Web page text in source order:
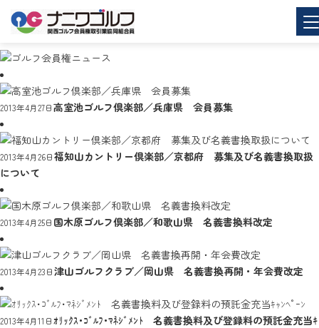
2013年4月27日高室池ゴルフ倶楽部／兵庫県 会員募集
2013年4月26日福知山カントリー倶楽部／京都府 募集及び名義書換取扱
について
2013年4月25日 国木原ゴルフ倶楽部／和歌山県 名義書換料改定
2013年4月23日津山ゴルフクラブ／岡山県 名義書換再開・年会費改定
2013年4月11日ｵﾘｯｸｽ･ｺﾞﾙﾌ･ﾏﾈｼﾞﾒﾝﾄ 名義書換料及び登録料の預託金充当ｷ